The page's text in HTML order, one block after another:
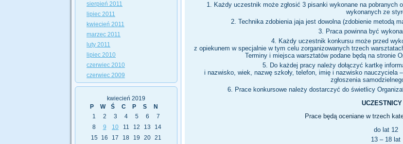
sierpień 2011
lipiec 2011
kwiecień 2011
marzec 2011
luty 2011
lipiec 2010
czerwiec 2010
czerwiec 2009
kwiecień 2019
P
W Ś C P S N
1 2 3 4 5 6
7
8
9 10 11 12 13
14
15
16 17 18 19 20 21
Każdy uczestnik może zgłosić 3 pisanki wykonane na
wykonanych ze
Technika zdobienia jaja jest dowolna (zdobienie metodą
Praca powinna być
Każdy uczestnik konkursu może przed
z opiekunem w specjalnie w tym celu zorganizowanych trzech
Terminy i miejsca warsztatów podane będą na stronie
Do każdej pracy należy dołączyć kartkę
i nazwisko, wiek, nazwę szkoły, telefon, imię i nazwisko nauczyciela
zgłoszenia
Prace konkursowe należy dostarczyć do świetlicy
UCZESTNICY
Prace będą oceniane w trzech
do lat 12
13 – 18 lat